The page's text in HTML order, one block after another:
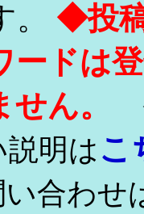
。 ◆投
ードは
ん。
明はこ
合わせ